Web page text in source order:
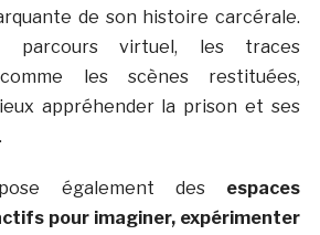
de son histoire carcérale.
parcours virtuel, les traces
comme les scènes restituées,
appréhender la prison et ses
également des espaces
pour imaginer, expérimenter